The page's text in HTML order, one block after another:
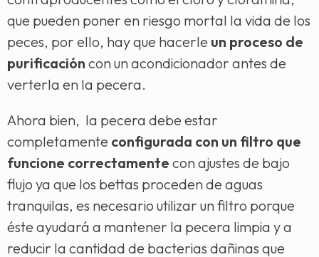
que pueden poner en riesgo mortal la vida de los
peces, por ello, hay que hacerle un proceso de
purificación con un acondicionador antes de
verterla en la pecera.
Ahora bien, la pecera debe estar
completamente configurada con un filtro que
funcione correctamente con ajustes de bajo
flujo ya que los bettas proceden de aguas
tranquilas, es necesario utilizar un filtro porque
éste ayudará a mantener la pecera limpia y a
reducir la cantidad de bacterias dañinas que